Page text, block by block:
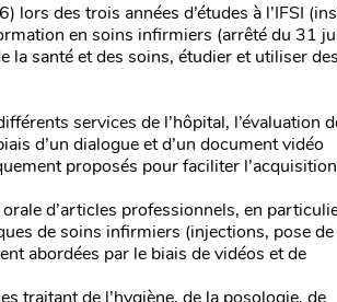
lors des trois années d’études à l’IFSI
en soins infirmiers (arrêté du 31
santé et des soins, étudier et utiliser des
services de l’hôpital, l’évaluation
d’un dialogue et d’un document vidéo
proposés pour faciliter
d’articles professionnels, en
de soins infirmiers (injections, pose de
abordées par le biais de vidéos et de